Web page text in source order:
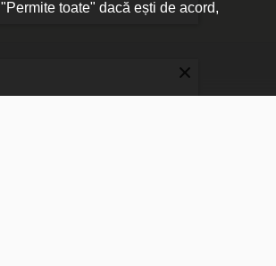
toate" dacă ești de acord,
×